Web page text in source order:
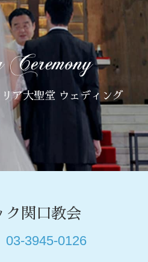
ア大聖堂 ウェディング
ク関口教会
03-3945-0126